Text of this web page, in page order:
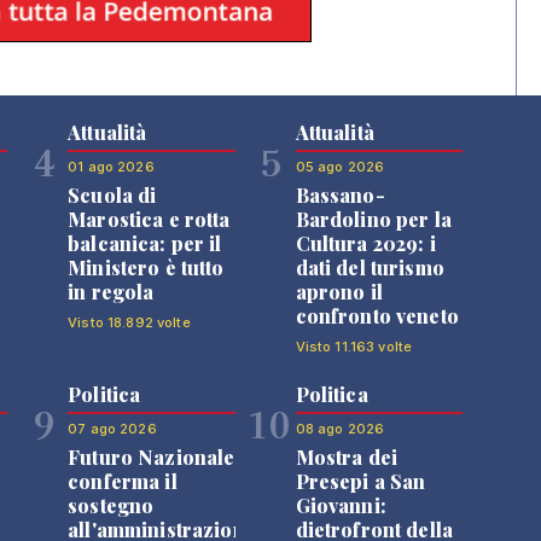
4
Attualità
01 ago 2026
Scuola di
Marostica e rotta
balcanica: per il
Ministero è tutto
in regola
Visto 18.892 volte
5
Attualità
05 ago 2026
Bassano-
Bardolino per la
Cultura 2029: i
dati del turismo
aprono il
confronto veneto
Visto 11.163 volte
9
Politica
07 ago 2026
Futuro Nazionale
conferma il
sostegno
all'amministrazione
10
Politica
08 ago 2026
Mostra dei
Presepi a San
Giovanni:
dietrofront della